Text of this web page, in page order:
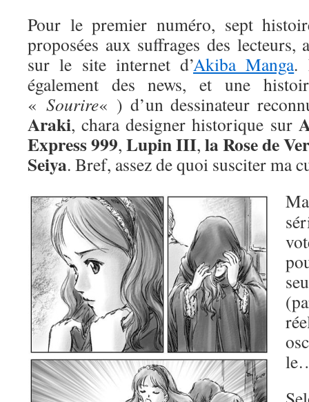
Pour le premier numéro, sept
proposées aux suffrages des lecteurs,
sur le site internet d’Akiba Manga.
également des news, et une
« Sourire« ) d’un dessinateur
Araki, chara designer historique sur
Express 999, Lupin III, la Rose de
Seiya. Bref, assez de quoi susciter ma